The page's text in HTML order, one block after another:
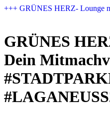
Zum
+++ GRÜNES HERZ- Lounge
GRÜNES
Dein